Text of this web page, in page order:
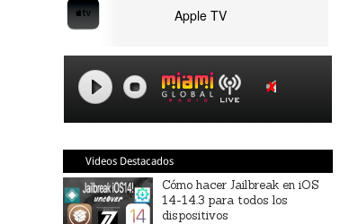
Apple TV
Videos Destacados
Cómo hacer Jailbreak en iOS
14-14.3 para todos los
dispositivos